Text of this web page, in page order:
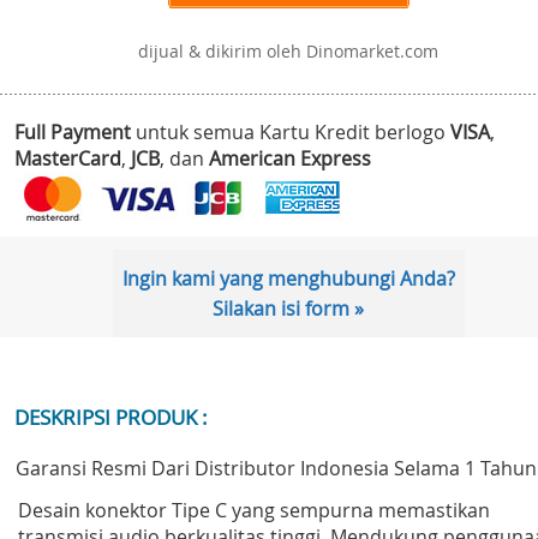
dijual & dikirim oleh Dinomarket.com
Full Payment untuk semua Kartu Kredit berlogo VISA,
MasterCard, JCB, dan American Express
Ingin kami yang menghubungi Anda?
Silakan isi form »
DESKRIPSI PRODUK :
Garansi Resmi Dari Distributor Indonesia Selama 1 Tahun
Desain konektor Tipe C yang sempurna memastikan